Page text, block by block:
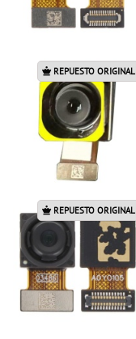
REPUESTO ORIGINAL
REPUESTO ORIGINAL